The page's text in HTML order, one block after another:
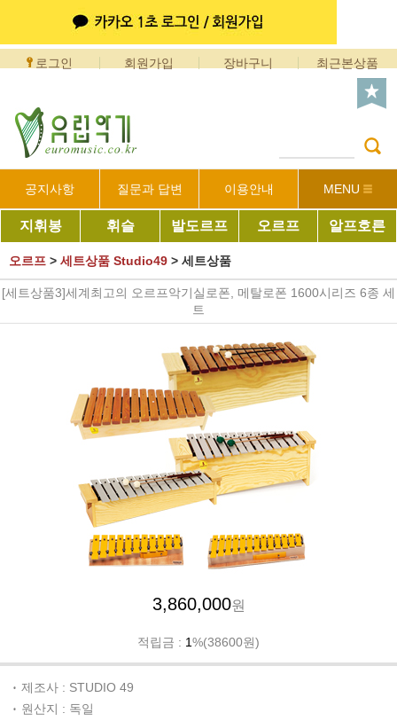
로그인 회원가입 장바구니 최근본상품
공지사항 질문과 답변 이용안내 MENU
지휘봉 휘슬 발도르프 오르프 알프호른
오르프 > 세트상품 Studio49 > 세트상품
[세트상품3]세계최고의 오르프악기실로폰, 메탈로폰 1600시리즈 6종 세
트
3,860,000원
적립금 : 1%(38600원)
제조사 : STUDIO 49
원산지 : 독일